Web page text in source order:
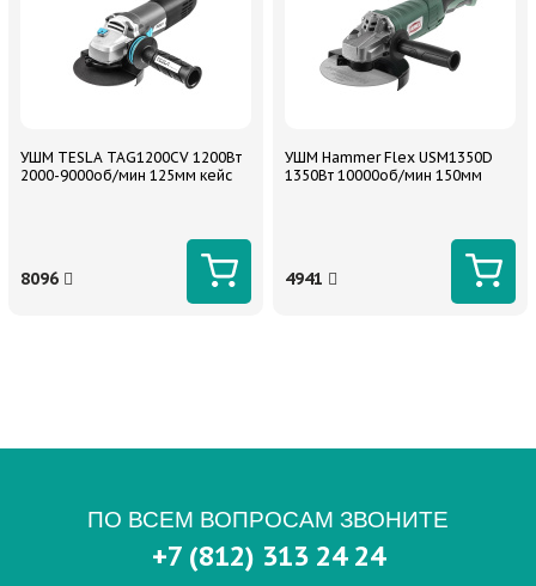
УШМ TESLA TAG1200CV 1200Вт
2000-9000об/мин 125мм кейс
8096
УШМ Hammer Flex USM1350D
1350Вт 10000об/мин 150мм
4941
ПО ВСЕМ ВОПРОСАМ ЗВОНИТЕ
+7 (812) 313 24 24